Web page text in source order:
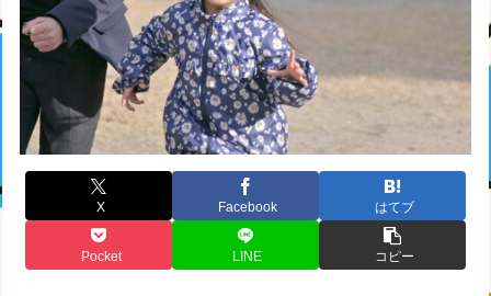
X Facebook はてブ
Pocket LINE コピー